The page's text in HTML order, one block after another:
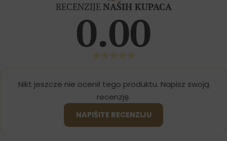
RECENZIJE NAŠIH KUPACA
0.00
Nikt jeszcze nie ocenił tego produktu. Napisz swoją
recenzję.
NAPIŠITE RECENZIJU